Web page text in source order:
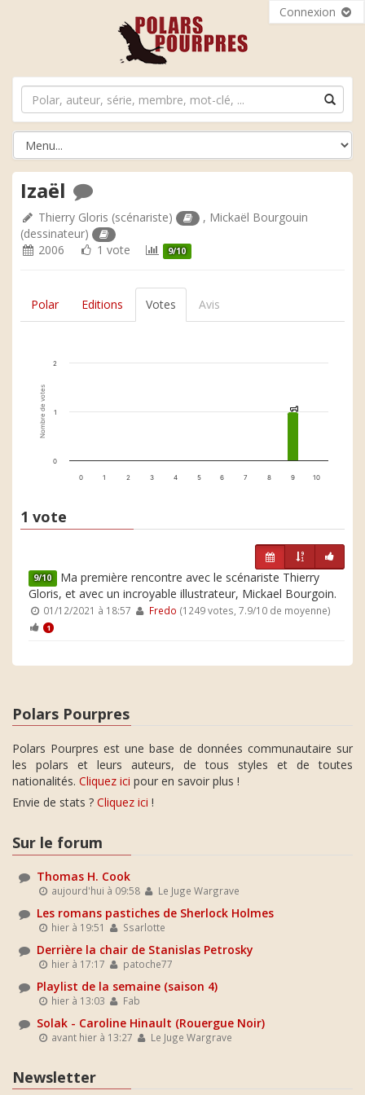
Connexion
Izaël
Thierry Gloris (scénariste) , Mickaël Bourgouin
(dessinateur)
2006
1 vote 9/10
Polar Editions Votes Avis
Nombre de votes 1
1
0 1 2 3 4 5 6 7 8 9 10
0
1
2
1 vote
9/10 Ma première rencontre avec le scénariste Thierry
Gloris, et avec un incroyable illustrateur, Mickael Bourgoin.
01/12/2021 à 18:57 Fredo (1249 votes, 7.9/10 de moyenne)
1
Polars Pourpres
Polars Pourpres est une base de données communautaire sur
les polars et leurs auteurs, de tous styles et de toutes
nationalités. Cliquez ici pour en savoir plus !
Envie de stats ? Cliquez ici !
Sur le forum
Thomas H. Cook
aujourd'hui à 09:58 Le Juge Wargrave
Les romans pastiches de Sherlock Holmes
hier à 19:51 Ssarlotte
Derrière la chair de Stanislas Petrosky
hier à 17:17 patoche77
Playlist de la semaine (saison 4)
hier à 13:03 Fab
Solak - Caroline Hinault (Rouergue Noir)
avant hier à 13:27 Le Juge Wargrave
Newsletter